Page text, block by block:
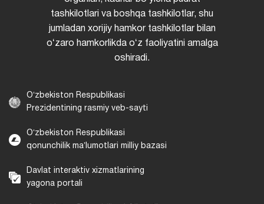
tashkilotlari va boshqa tashkilotlar, shu
jumladan xorijiy hamkor tashkilotlar bilan
oʻzaro hamkorlikda oʻz faoliyatini amalga
oshiradi.
Oʻzbekiston Respublikasi
Prezidentining rasmiy veb-sayti
Oʻzbekiston Respublikasi
qonunchilik maʼlumotlari milliy bazasi
Davlat interaktiv xizmatlarining
yagona portali